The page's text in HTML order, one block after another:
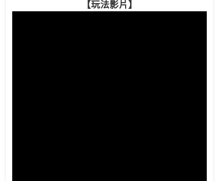
【玩法影片】